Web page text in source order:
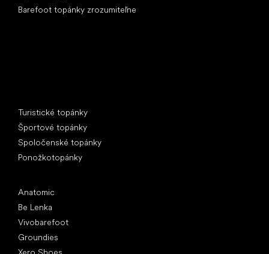
Barefoot topánky zrozumiteľne
Turistické topánky
Športové topánky
Spoločenské topánky
Ponožkotopánky
Anatomic
Be Lenka
Vivobarefoot
Groundies